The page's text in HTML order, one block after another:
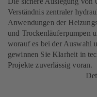
Verständnis zentraler
Anwendungen der
und Trockenläuferpumpen
worauf es bei der Auswahl
gewinnen Sie Klarheit in
Projekte zuverlässig voran.